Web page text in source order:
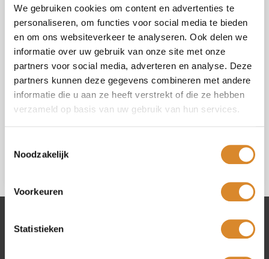
We gebruiken cookies om content en advertenties te
personaliseren, om functies voor social media te bieden
en om ons websiteverkeer te analyseren. Ook delen we
informatie over uw gebruik van onze site met onze
partners voor social media, adverteren en analyse. Deze
partners kunnen deze gegevens combineren met andere
informatie die u aan ze heeft verstrekt of die ze hebben
verzameld op basis van uw gebruik van hun services.
Noodzakelijk
Voorkeuren
Statistieken
Select your shop (*)
Lederland shops